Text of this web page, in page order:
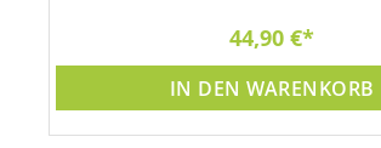
44,90 €
IN DEN WARENKORB